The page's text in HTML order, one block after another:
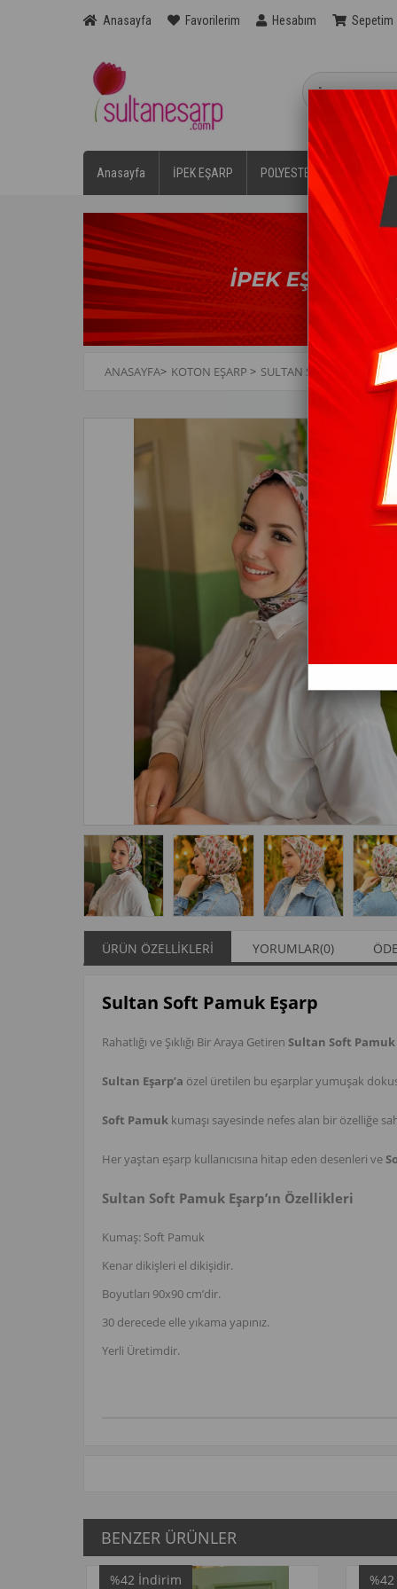
Anasayfa Favorilerim Hesabım Sepetim
Anasayfa İPEK EŞARP POLYESTER EŞARPLAR
ANASAYFA> KOTON EŞARP > SULTAN SOFT PAMUK
ÜRÜN ÖZELLIKLERI YORUMLAR(0)
Sultan Soft Pamuk Eşarp
Rahatlığı ve Şıklığı Bir Araya Getiren Sultan Soft
Sultan Eşarp’a özel üretilen bu eşarplar yumuşak
Soft Pamukkumaşı sayesinde nefes alan bir özelliğe
Her yaştan eşarp kullanıcısına hitap eden desenleri ve
Sultan Soft Pamuk Eşarp’ın Özellikleri
Kumaş: Soft Pamuk
Kenar dikişleri el dikişidir.
Boyutları 90x90 cm’dir.
30 derecede elle yıkama yapınız.
Yerli Üretimdir.
BENZER ÜRÜNLER
İndirim